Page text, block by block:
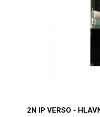
2N IP VERSO -